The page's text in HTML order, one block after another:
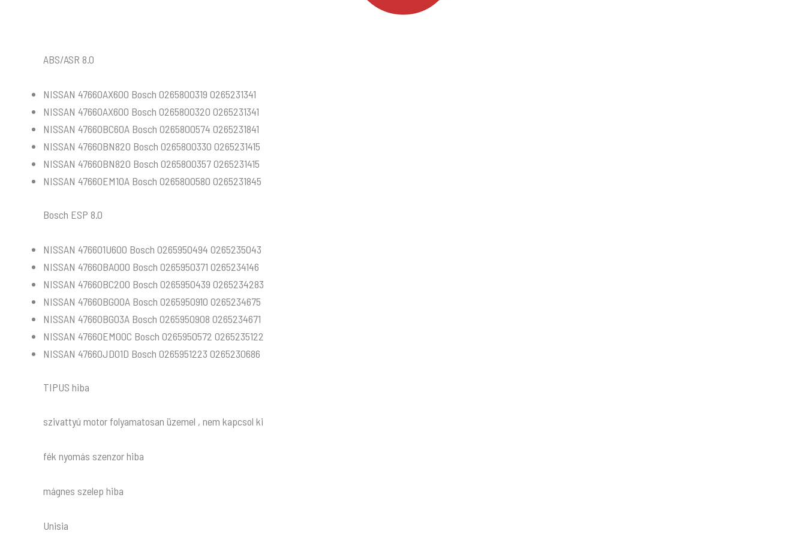
ABS/ASR 8.0
NISSAN 47660AX600 Bosch 0265800319 0265231341
NISSAN 47660AX600 Bosch 0265800320 0265231341
NISSAN 47660BC60A Bosch 0265800574 0265231841
NISSAN 47660BN820 Bosch 0265800330 0265231415
NISSAN 47660BN820 Bosch 0265800357 0265231415
NISSAN 47660EM10A Bosch 0265800580 0265231845
Bosch ESP 8.0
NISSAN 476601U600 Bosch 0265950494 0265235043
NISSAN 47660BA000 Bosch 0265950371 0265234146
NISSAN 47660BC200 Bosch 0265950439 0265234283
NISSAN 47660BG00A Bosch 0265950910 0265234675
NISSAN 47660BG03A Bosch 0265950908 0265234671
NISSAN 47660EM00C Bosch 0265950572 0265235122
NISSAN 47660JD01D Bosch 0265951223 0265230686
TIPUS hiba
szivattyú motor folyamatosan üzemel , nem kapcsol ki
fék nyomás szenzor hiba
mágnes szelep hiba
Unisia